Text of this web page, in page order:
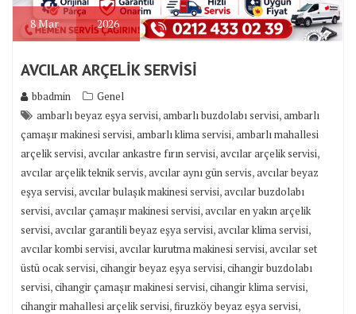
8Mar 2026
AVCILAR ARÇELİK SERVİSİ
bbadmin
Genel
ambarlı beyaz eşya servisi,ambarlı buzdolabı servisi,ambarlı
çamaşır makinesi servisi,ambarlı klima servisi,ambarlı mahallesi
arçelik servisi,avcılar ankastre fırın servisi,avcılar arçelik servisi,
avcılar arçelik teknik servis,avcılar aynı gün servis,avcılar beyaz
eşya servisi,avcılar bulaşık makinesi servisi,avcılar buzdolabı
servisi,avcılar çamaşır makinesi servisi,avcılar en yakın arçelik
servisi,avcılar garantili beyaz eşya servisi,avcılar klima servisi,
avcılar kombi servisi,avcılar kurutma makinesi servisi,avcılar set
üstü ocak servisi,cihangir beyaz eşya servisi,cihangir buzdolabı
servisi,cihangir çamaşır makinesi servisi,cihangir klima servisi,
cihangir mahallesi arçelik servisi,firuzköy beyaz eşya servisi,